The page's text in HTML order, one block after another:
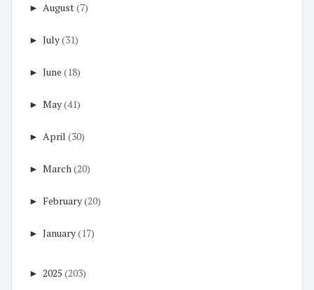
► August(7)
► July(31)
► June (18)
► May(41)
► April (30)
► March(20)
► February(20)
► January(17)
► 2025 (203)